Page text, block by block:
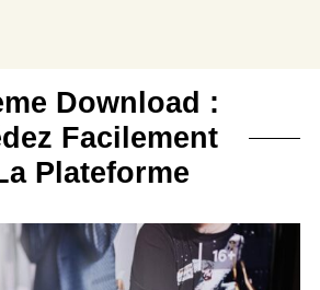
Download :
Facilement
Plateforme